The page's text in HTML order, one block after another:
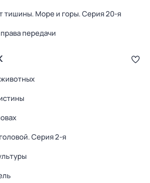
тишины. Море и горы. Серия 20-я
передачи
. Серия 2-я